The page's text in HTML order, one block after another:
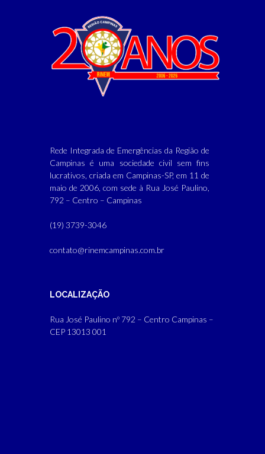
Rede Integrada de Emergências da Região de
Campinas é uma sociedade civil sem fins
lucrativos, criada em Campinas-SP, em 11 de
maio de 2006, com sede à Rua José Paulino,
792 – Centro – Campinas
(19) 3739-3046
contato@rinemcampinas.com.br
LOCALIZAÇÃO
Rua José Paulino nº 792 – Centro Campinas –
CEP 13013 001